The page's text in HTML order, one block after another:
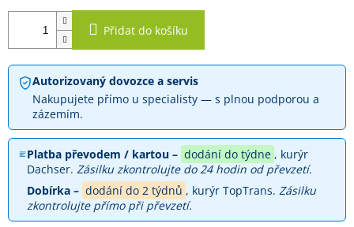
Přidat do košíku
Autorizovaný dovozce a servis
Nakupujete přímo u specialisty — s plnou podporou a
zázemím.
Platba převodem / kartou – dodání do týdne , kurýr
Dachser. Zásilku zkontrolujte do 24 hodin od převzetí.
Dobírka – dodání do 2 týdnů , kurýr TopTrans. Zásilku
zkontrolujte přímo při převzetí.